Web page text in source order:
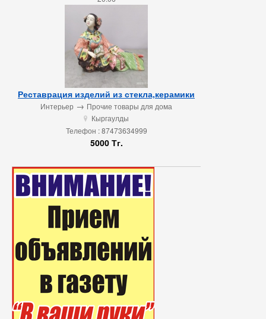
Реставрация изделий из стекла,керамики
Интерьер → Прочие товары для дома
u Кыргаулды
Телефон : 87473634999
5000 Тг.